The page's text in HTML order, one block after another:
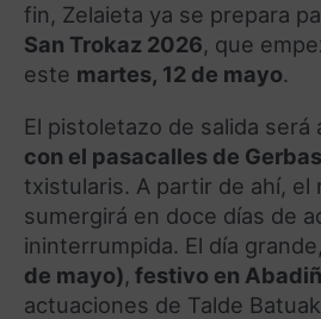
fin, Zelaieta ya se prepara
San Trokaz 2026, que
este martes, 12 de mayo.
El pistoletazo de salida será
con el pasacalles de Gerbas
txistularis. A partir de ahí, el
sumergirá en doce días de
ininterrumpida. El día grande,
de mayo), festivo en
actuaciones de Talde